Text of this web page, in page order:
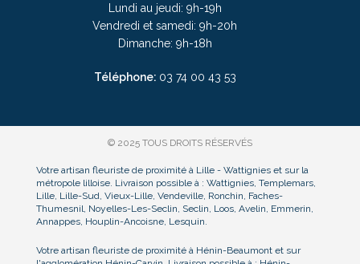
Lundi au jeudi: 9h-19h
Vendredi et samedi: 9h-20h
Dimanche: 9h-18h
Téléphone: 03 74 00 43 53
© 2025 TOUS DROITS RÉSERVÉS
Votre artisan fleuriste de proximité à Lille - Wattignies et sur la
métropole lilloise. Livraison possible à : Wattignies, Templemars,
Lille, Lille-Sud, Vieux-Lille, Vendeville, Ronchin, Faches-
Thumesnil, Noyelles-Les-Seclin, Seclin, Loos, Avelin, Emmerin,
Annappes, Houplin-Ancoisne, Lesquin.
Votre artisan fleuriste de proximité à Hénin-Beaumont et sur